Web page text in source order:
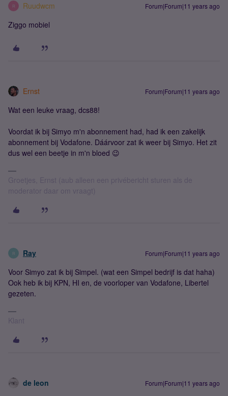
R Ruudwcm Forum|Forum|11 years ago
Ziggo mobiel
Ernst Forum|Forum|11 years ago
Wat een leuke vraag, dcs88!
Voordat ik bij Simyo m'n abonnement had, had ik een zakelijk
abonnement bij Vodafone. Dáárvoor zat ik weer bij Simyo. Het zit
dus wel een beetje in m'n bloed 😉
Groetjes, Ernst (aub alleen een privébericht sturen als de
moderator daar om vraagt)
R Ray Forum|Forum|11 years ago
Voor Simyo zat ik bij Simpel. (wat een Simpel bedrijf is dat haha)
Ook heb ik bij KPN, HI en, de voorloper van Vodafone, Libertel
gezeten.
Klant
de leon Forum|Forum|11 years ago